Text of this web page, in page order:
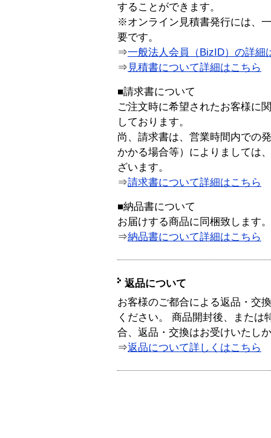
することができます。
※オンライン見積書発行には、
要です。
⇒一般法人会員（BizID）の詳細
⇒ 見積書について詳細はこちら
■請求書について
ご注文時に希望されたお客様に
しております。
尚、請求書は、営業時間内での
かかる場合等）によりましては
ざいます。
⇒請求書について詳細はこちら
■納品書について
お届けする商品に同梱致します。
⇒納品書について詳細はこちら
返品について
お客様のご都合による返品・交
ください。 商品開封後、または
合、返品・交換はお受けいたし
⇒返品について詳しくはこちら